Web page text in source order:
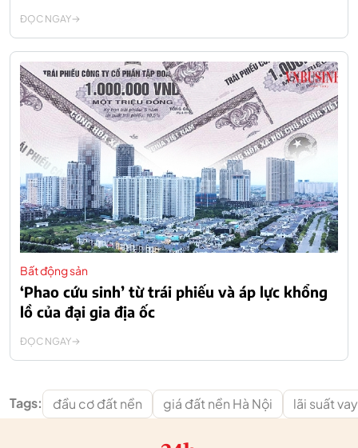
ĐỌC NGAY
Bất động sản
‘Phao cứu sinh’ từ trái phiếu và áp lực khổng
lồ của đại gia địa ốc
ĐỌC NGAY
Tags: đầu cơ đất nền giá đất nền Hà Nội lãi suất